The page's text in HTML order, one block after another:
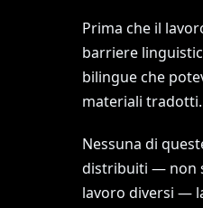
Prima che il
barriere
bilingue che
materiali
Nessuna di
distribuiti — non
lavoro diversi —